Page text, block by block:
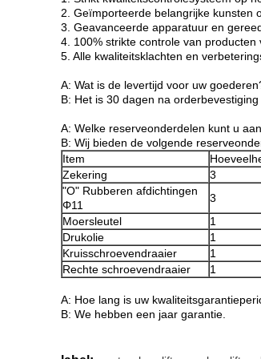
2. Geïmporteerde belangrijke kunsten
3. Geavanceerde apparatuur en
4. 100% strikte controle van producten
5. Alle kwaliteitsklachten en
A: Wat is de levertijd voor uw
B: Het is 30 dagen na orderbevestiging
A: Welke reserveonderdelen kunt u
B: Wij bieden de volgende
Item
Zekering
3
"O" Rubberen afdichtingen
Φ11
3
Moersleutel
1
Drukolie
1
Kruisschroevendraaier
1
Rechte schroevendraaier
1
A: Hoe lang is uw
B: We hebben een jaar garantie.